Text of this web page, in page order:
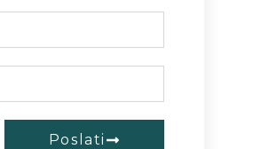
Poslati